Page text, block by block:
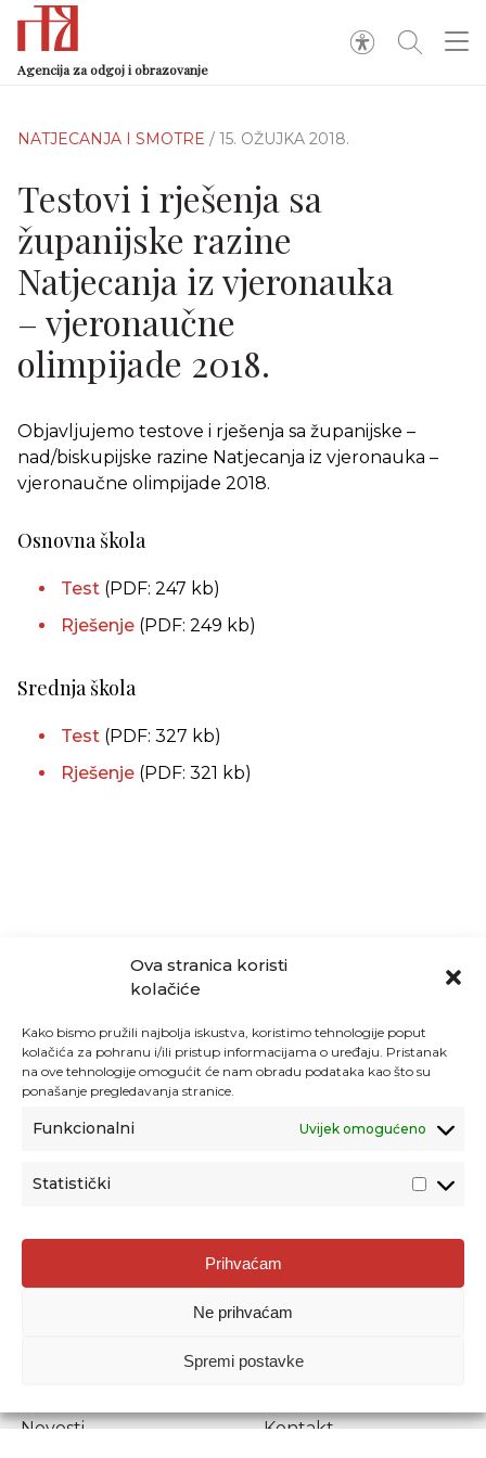
Ova stranica koristi
kolačiće
Kako bismo pružili najbolja iskustva, koristimo tehnologije poput
kolačića za pohranu i/ili pristup informacijama o uređaju. Pristanak
na ove tehnologije omogućit će nam obradu podataka kao što su
ponašanje pregledavanja stranice.
Funkcionalni Uvijek omogućeno
Statistički
Prihvaćam
Ne prihvaćam
Spremi postavke
Agencija za odgoj i obrazovanje
NATJECANJA I SMOTRE / 15. OŽUJKA 2018.
Testovi i rješenja sa
županijske razine
Natjecanja iz vjeronauka
– vjeronaučne
olimpijade 2018.
Objavljujemo testove i rješenja sa županijske –
nad/biskupijske razine Natjecanja iz vjeronauka –
vjeronaučne olimpijade 2018.
Osnovna škola
Test (PDF: 247 kb)
Rješenje (PDF: 249 kb)
Srednja škola
Test (PDF: 327 kb)
Rješenje (PDF: 321 kb)
Agencija za odgoj i obrazovanje
Donje Svetice 38, 10000 Zagreb
1778129
Prenošenje sadržaja dopušteno je uz navođenje izvora.
Novosti
Kontakt